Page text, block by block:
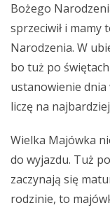
Bożego
sprzeciwił i mamy
Narodzenia. W
bo tuż po
ustanowienie dnia
liczę na
Wielka Majówka
do wyjazdu. Tuż
zaczynają się
rodzinie, to